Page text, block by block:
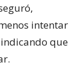
intentar
que